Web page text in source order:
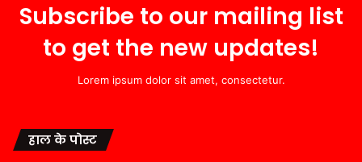
Subscribe to our mailing list
to get the new updates!
Lorem ipsum dolor sit amet, consectetur.
हाल के पोस्ट